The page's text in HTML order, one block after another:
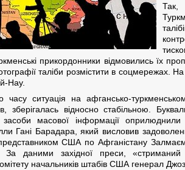
Так,
прикордонники відмовились їх
таліби розмістити в соцмережах.
Нау.
часу ситуація на афгансько-
зберігалась відносно стабільною.
засоби масової інформації
Гані Барадара, який висловив
США по Афганістану
За даними західної преси, «стриманий
начальників штабів США генерал